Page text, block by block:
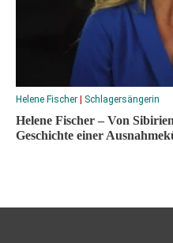
Helene Fischer Schlagersängerin
Helene Fischer – Von
Geschichte einer